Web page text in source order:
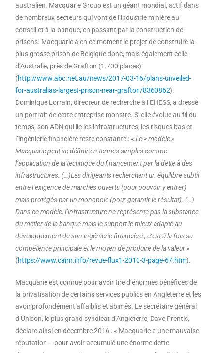
australien. Macquarie Group est un géant mondial, actif dans
de nombreux secteurs qui vont de l’industrie minière au
conseil et à la banque, en passant par la construction de
prisons. Macquarie a en ce moment le projet de construire la
plus grosse prison de Belgique donc, mais également celle
d’Australie, près de Grafton (1.700 places)
(http://www.abc.net.au/news/2017-03-16/plans-unveiled-
for-australias-largest-prison-near-grafton/8360862).
Dominique Lorrain, directeur de recherche à l’EHESS, a dressé
un portrait de cette entreprise monstre. Si elle évolue au fil du
temps, son ADN qui lie les infrastructures, les risques bas et
l’ingénierie financière reste constante : «Le « modèle »
Macquarie peut se définir en termes simples comme
l’application de la technique du financement par la dette à des
infrastructures. (…)Les dirigeants recherchent un équilibre subtil
entre l’exigence de marchés ouverts (pour pouvoir y entrer)
mais protégés par un monopole (pour garantir le résultat). (…)
Dans ce modèle, l’infrastructure ne représente pas la substance
du métier de la banque mais le support le mieux adapté au
développement de son ingénierie financière ; c’est à la fois sa
compétence principale et le moyen de produire de la valeur »
(https://www.cairn.info/revue-flux1-2010-3-page-67.htm).
Macquarie est connue pour avoir tiré d’énormes bénéfices de
la privatisation de certains services publics en Angleterre et les
avoir profondément affaiblis et abimés. Le secrétaire général
d’Unison, le plus grand syndicat d’Angleterre, Dave Prentis,
déclare ainsi en décembre 2016 : « Macquarie a une mauvaise
réputation – pour avoir accumulé une énorme dette